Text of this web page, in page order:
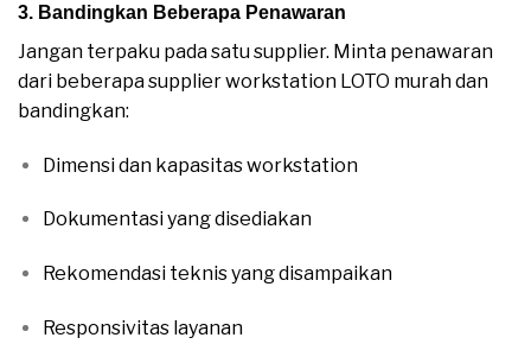
3. Bandingkan Beberapa Penawaran
Jangan terpaku pada satu supplier. Minta penawaran
dari beberapa supplier workstation LOTO murah dan
bandingkan:
Dimensi dan kapasitas workstation
Dokumentasi yang disediakan
Rekomendasi teknis yang disampaikan
Responsivitas layanan